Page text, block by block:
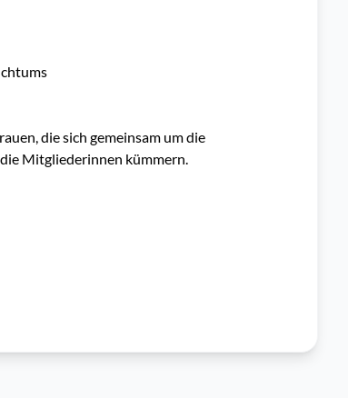
die sich gemeinsam um die
Mitgliederinnen kümmern.